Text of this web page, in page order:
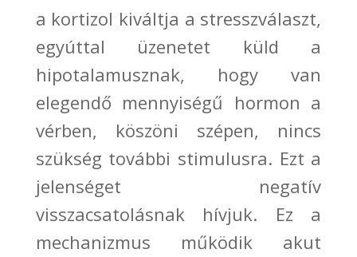
a kortizol kiváltja a stresszválaszt,
egyúttal üzenetet küld a
hipotalamusznak, hogyvan
elegendő mennyiségű hormon a
vérben, köszöni szépen, nincs
szükség további stimulusra. Ezt a
jelenséget negatív
visszacsatolásnak hívjuk. Ez a
mechanizmus működik akut